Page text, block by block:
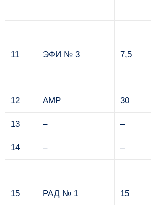
11 ЭФИ № 3 7,5
12 AMP 30
13 – –
14 – –
15 РАД № 1 15